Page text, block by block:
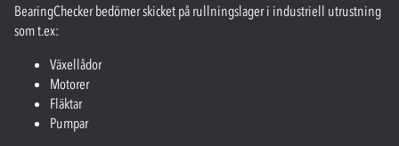
BearingChecker bedömer skicket på rullningslager i industriell utrustning
som t.ex:
Växellådor
Motorer
Fläktar
Pumpar